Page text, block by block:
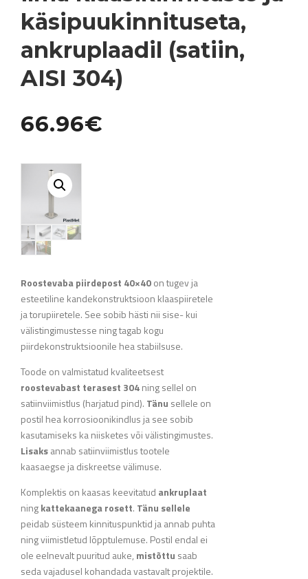
käsipuukinnituseta,
ankruplaadil (satiin,
AISI 304)
66.96€
Roostevaba piirdepost 40×40on tugev ja
esteetiline kandekonstruktsioon klaaspiiretele
ja torupiiretele. See sobib hästi nii sise- kui
välistingimustesse ning tagab kogu
piirdekonstruktsioonile hea stabiilsuse.
Toode on valmistatud kvaliteetsest
roostevabast terasest 304ning sellel on
satiinviimistlus (harjatud pind). Tänu sellele on
postil hea korrosioonikindlus ja see sobib
kasutamiseks ka niisketes või välistingimustes.
Lisaksannab satiinviimistlus tootele
kaasaegse ja diskreetse välimuse.
Komplektis on kaasas keevitatud ankruplaat
ningkattekaanega rosett. Tänu sellele
peidab süsteem kinnituspunktid ja annab puhta
ning viimistletud lõpptulemuse. Postil endal ei
ole eelnevalt puuritud auke, mistõttu saab
seda vajadusel kohandada vastavalt projektile.